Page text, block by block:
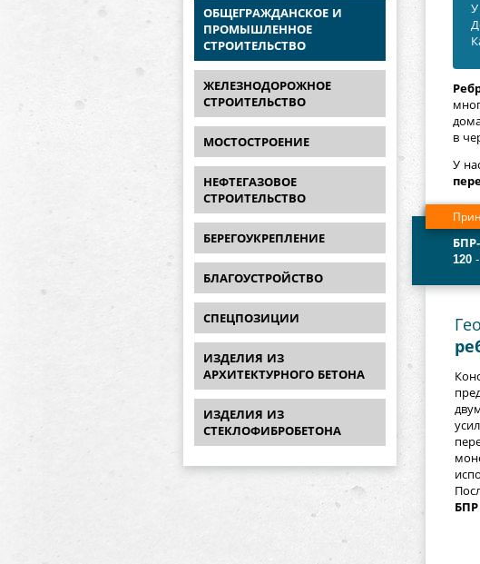
ОБЩЕГРАЖДАНСКОЕ И
ПРОМЫШЛЕННОЕ
СТРОИТЕЛЬСТВО
ЖЕЛЕЗНОДОРОЖНОЕ
СТРОИТЕЛЬСТВО
МОСТОСТРОЕНИЕ
НЕФТЕГАЗОВОЕ
СТРОИТЕЛЬСТВО
БЕРЕГОУКРЕПЛЕНИЕ
БЛАГОУСТРОЙСТВО
СПЕЦПОЗИЦИИ
ИЗДЕЛИЯ ИЗ
АРХИТЕКТУРНОГО БЕТОНА
ИЗДЕЛИЯ ИЗ
СТЕКЛОФИБРОБЕТОНА
У
в
У
120
БПР